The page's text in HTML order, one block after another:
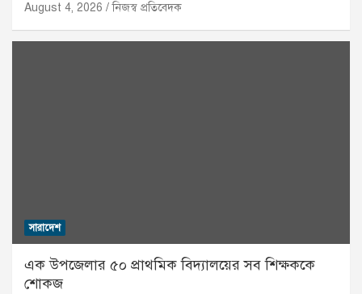
August 4, 2026 নিজস্ব প্রতিবেদক
সারাদেশ
এক উপজেলার ৫০ প্রাথমিক বিদ্যালয়ের সব শিক্ষককে
শোকজ